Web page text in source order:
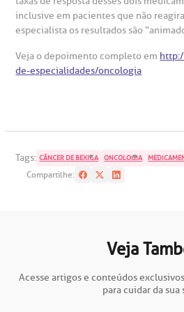
de Exames
(11)3505-1000
Fale Conosco
Saiba mais
Endereço:
Rua Maestro Cardim, 769
BP Mirante
social da BP
social
Teleinterconsulta
Centro de Doenças
de Visita
socorro
de orçamento
de Excelência em
inclusive em pacientes que não
especialista os resultados são
Veja o depoimento completo em
de-especialidades/oncologia
Tags: CÂNCER DE BEXIGA ONCOLOGIA
Compartilhe:
Veja
Acesse artigos e conteúdos
para cuidar da sua